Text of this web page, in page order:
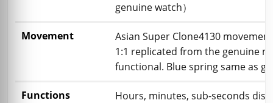
genuine watch）
Movement
Asian Super Clone4130
1:1 replicated from the genuine
functional. Blue spring same as
Functions
Hours, minutes, sub-seconds